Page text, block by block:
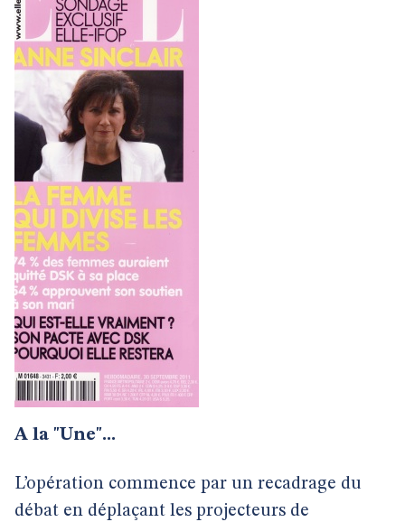
A la "Une"...
L’opération commence par un recadrage du
débat en déplaçant les projecteurs de